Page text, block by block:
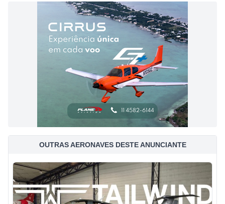
OUTRAS AERONAVES DESTE ANUNCIANTE